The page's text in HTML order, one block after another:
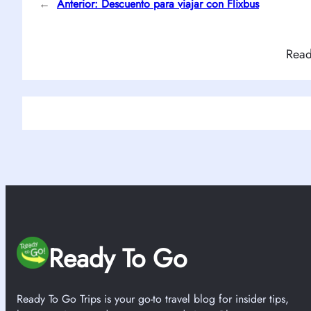
← Anterior: Descuento para viajar con Flixbus
Ready To Go
Ready To Go Trips is your go-to travel blog for insider tips,